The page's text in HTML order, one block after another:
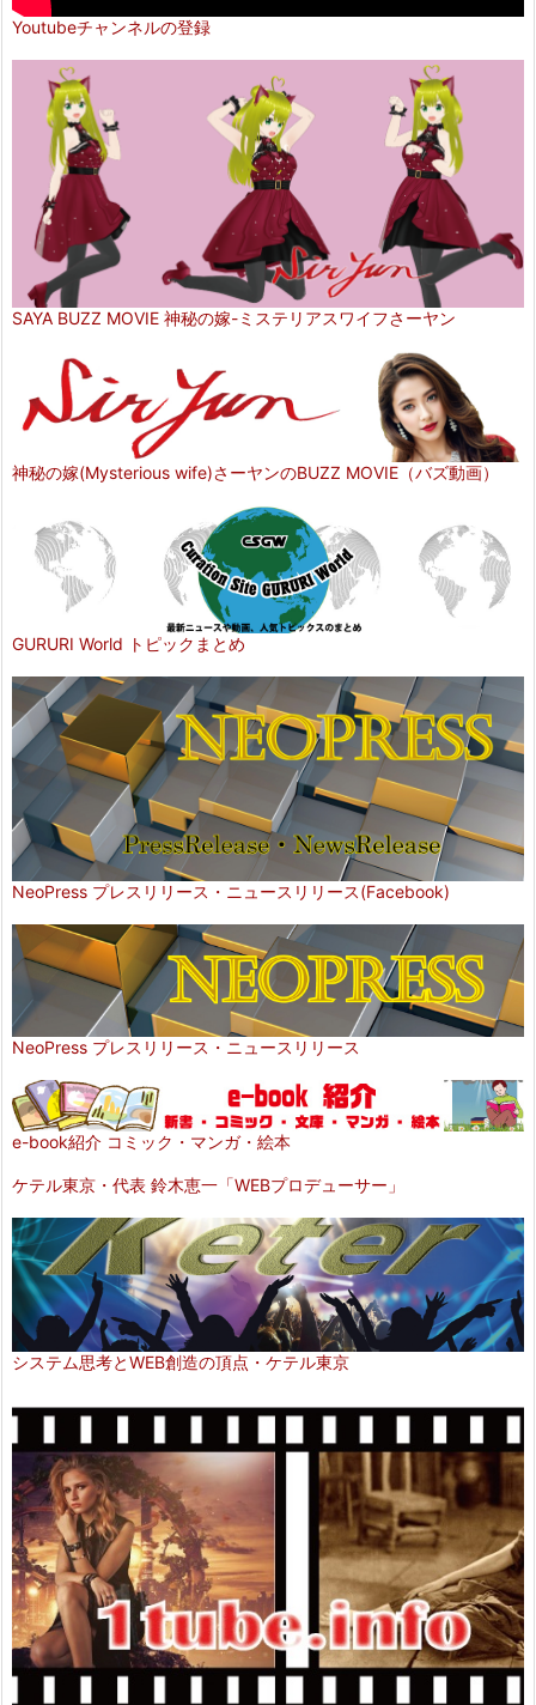
Youtubeチャンネルの登録
SAYA BUZZ MOVIE 神秘の嫁-ミステリアスワイフさーヤン
神秘の嫁(Mysterious wife)さーヤンのBUZZ MOVIE（バズ動画）
GURURI World トピックまとめ
NeoPress プレスリリース・ニュースリリース(Facebook)
NeoPress プレスリリース・ニュースリリース
e-book紹介 コミック・マンガ・絵本
ケテル東京・代表 鈴木恵一「WEBプロデューサー」
システム思考とWEB創造の頂点・ケテル東京